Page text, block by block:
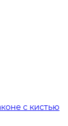
с кистью